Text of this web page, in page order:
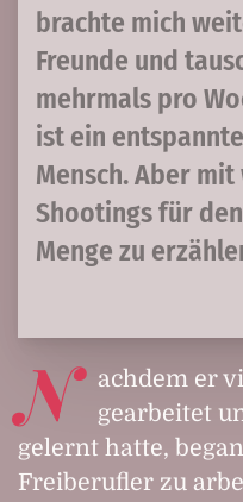
brachte mich
Freunde und
mehrmals pro
ist ein
Mensch. Aber
Shootings für
Menge zu
N
achdem er
gearbeitet
gelernt hatte,
Freiberufler zu